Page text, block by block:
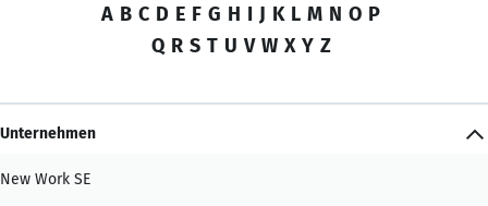
A B C D E F G H I J K L M N O P
Q R S T U V W X Y Z
Unternehmen
New Work SE